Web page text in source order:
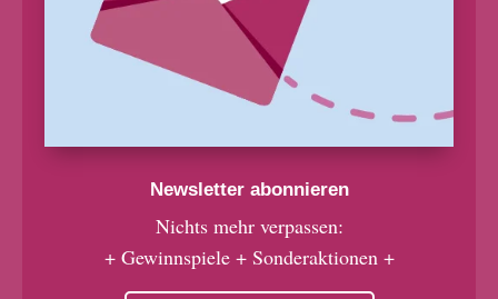
Newsletter abonnieren
Nichts mehr verpassen:
+ Gewinnspiele + Sonderaktionen +